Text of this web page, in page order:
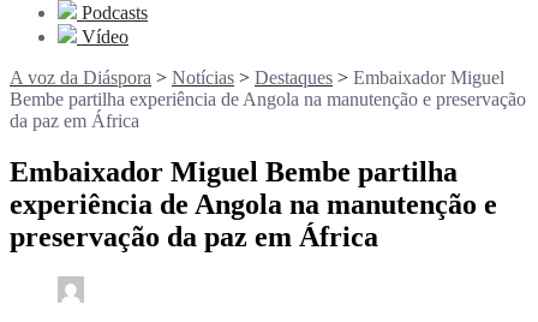
Podcasts
Vídeo
A voz da Diáspora > Notícias > Destaques > Embaixador Miguel
Bembe partilha experiência de Angola na manutenção e preservação
da paz em África
Embaixador Miguel Bembe partilha
experiência de Angola na manutenção e
preservação da paz em África